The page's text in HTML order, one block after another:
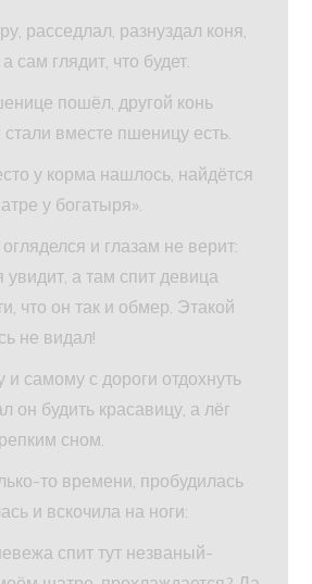
расседлал, разнуздал коня,
сам глядит, что будет.
пошёл, другой конь
стали вместе пшеницу есть.
у корма нашлось, найдётся
у богатыря».
и глазам не верит:
увидит, а там спит девица
что он так и обмер. Этакой
не видал!
самому с дороги отдохнуть
он будить красавицу, а лёг
сном.
то времени, пробудилась
и вскочила на ноги:
спит тут незваный-